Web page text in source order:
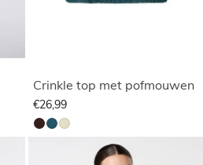
Crinkle top met pofmouwen
€26,99